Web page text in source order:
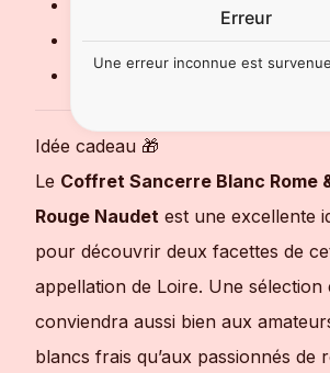
Cuisine légère
Fromages affinés
Idée cadeau 🎁
Le Coffret Sancerre Blanc Rome
Rouge Naudet est une excellente
pour découvrir deux facettes de
appellation de Loire. Une sélection
conviendra aussi bien aux
blancs frais qu’aux passionnés de
Erreur
Une erreur inconnue est